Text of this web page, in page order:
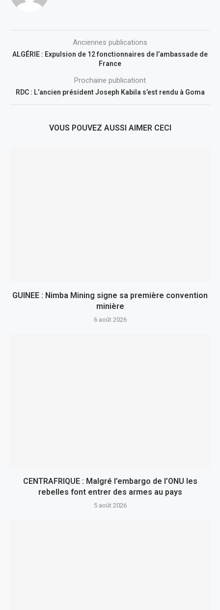
Anciennes publications
ALGÉRIE : Expulsion de 12 fonctionnaires de l’ambassade de
France
Prochaine publicationt
RDC : L’ancien président Joseph Kabila s’est rendu à Goma
VOUS POUVEZ AUSSI AIMER CECI
GUINEE : Nimba Mining signe sa première convention
minière
6 août 2026
CENTRAFRIQUE : Malgré l’embargo de l’ONU les
rebelles font entrer des armes au pays
5 août 2026